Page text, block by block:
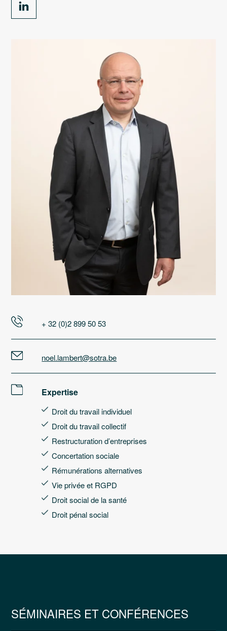
Sotra : Avocat-associé (2017 – …)
Field Fisher Waterhouse LLP : Paralegal & Avocat
Gestion d'un commerce de détail spécialisé (1996 –
PARCOURS ACADEMIQUE
UCL, Master en droit (2009, distinction)
Facultés universitaires Saint-Louis, Baccalauréat en
droit (2007, distinction)
+ 32 (0)2 899 50 53
noel.lambert@sotra.be
Expertise
Droit du travail individuel
Droit du travail collectif
Restructuration d’entreprises
Concertation sociale
Rémunérations alternatives
Vie privée et RGPD
Droit social de la santé
Droit pénal social
SÉMINAIRES ET CONFÉRENCES